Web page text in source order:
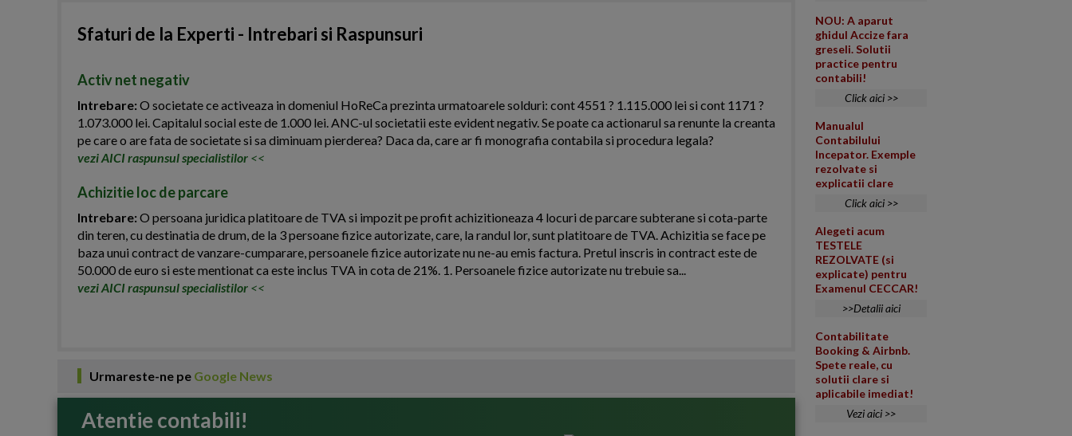
Sfaturi de la Experti - Intrebari si Raspunsuri
Activ net negativ
Intrebare:O societate ce activeaza in domeniul HoReCa prezinta urmatoarele solduri: cont 4551 ? 1.115.000 lei si cont 1171 ?
1.073.000 lei. Capitalul social este de 1.000 lei. ANC-ul societatii este evident negativ. Se poate ca actionarul sa renunte la creanta
pe care o are fata de societate si sa diminuam pierderea? Daca da, care ar fi monografia contabila si procedura legala?
vezi AICI raspunsul specialistilor <<
Achizitie loc de parcare
Intrebare:O persoana juridica platitoare de TVA si impozit pe profit achizitioneaza 4 locuri de parcare subterane si cota-parte
din teren, cu destinatia de drum, de la 3 persoane fizice autorizate, care, la randul lor, sunt platitoare de TVA. Achizitia se face pe
baza unui contract de vanzare-cumparare, persoanele fizice autorizate nu ne-au emis factura. Pretul inscris in contract este de
50.000 de euro si este mentionat ca este inclus TVA in cota de 21%. 1. Persoanele fizice autorizate nu trebuie sa...
vezi AICI raspunsul specialistilor <<
Urmareste-ne pe Google News
Atentie contabili!
NOU: A aparut
ghidul Accize fara
greseli. Solutii
practice pentru
contabili!
Click aici >>
Manualul
Contabilului
Incepator. Exemple
rezolvate si
explicatii clare
Click aici >>
Alegeti acum
TESTELE
REZOLVATE (si
explicate) pentru
Examenul CECCAR!
>>Detalii aici
Contabilitate
Booking & Airbnb.
Spete reale, cu
solutii clare si
aplicabile imediat!
Vezi aici >>